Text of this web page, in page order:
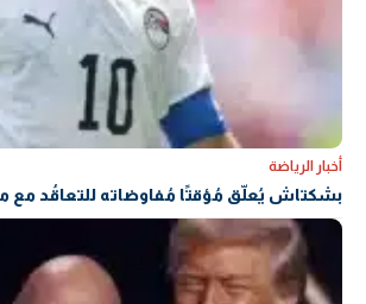
أخبار الرياضة
بشكتاش يُعلّق مُؤقتًا مُفاوضاته للتعاقُد مع